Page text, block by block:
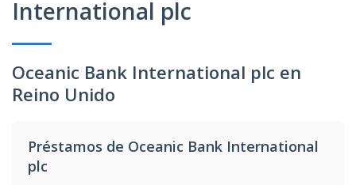
International plc
Oceanic Bank International plc en
Reino Unido
Préstamos de Oceanic Bank International
plc